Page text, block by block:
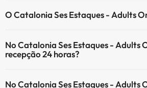
estimação.
O Catalonia Ses Estaques - Adults
custo adicional). Aqui tem mais info sobre a
facilidades.
Piscina exterior (toda a temporada)
No Catalonia Ses Estaques - Adults
recepção 24 horas?
No Catalonia Ses Estaques - Adults